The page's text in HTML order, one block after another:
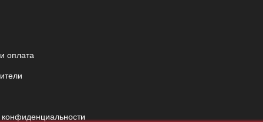
оплата